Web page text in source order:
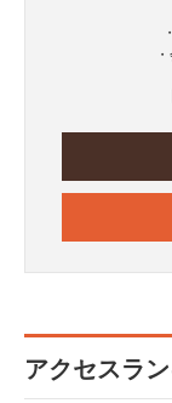
アクセスラ